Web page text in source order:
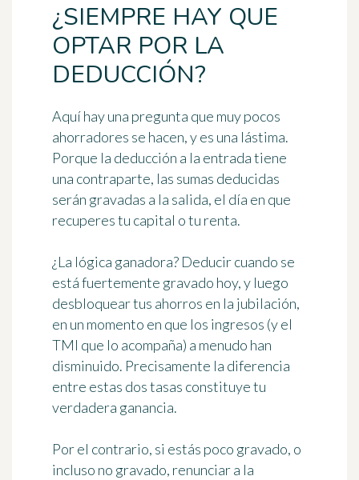
¿SIEMPRE HAY QUE
OPTAR POR LA
DEDUCCIÓN?
Aquí hay una pregunta que muy pocos
ahorradores se hacen, y es una lástima.
Porque la deducción a la entrada tiene
una contraparte, las sumas deducidas
serán gravadas a la salida, el día en que
recuperes tu capital o tu renta.
¿La lógica ganadora? Deducir cuando se
está fuertemente gravado hoy, y luego
desbloquear tus ahorros en la jubilación,
en un momento en que los ingresos (y el
TMI que lo acompaña) a menudo han
disminuido. Precisamente la diferencia
entre estas dos tasas constituye tu
verdadera ganancia.
Por el contrario, si estás poco gravado, o
incluso no gravado, renunciar a la